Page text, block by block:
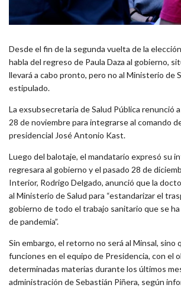
Desde el fin de la segunda vuelta de la
habla del regreso de Paula Daza al gobierno,
llevará a cabo pronto, pero no al Ministerio de
estipulado.
La exsubsecretaria de Salud Pública renunció
28 de noviembre para integrarse al comando
presidencial José Antonio Kast.
Luego del balotaje, el mandatario expresó su
regresara al gobierno y el pasado 28 de
Interior, Rodrigo Delgado, anunció que la
al Ministerio de Salud para “estandarizar el
gobierno de todo el trabajo sanitario que se
de pandemia”.
Sin embargo, el retorno no será al Minsal, sino
funciones en el equipo de Presidencia, con el
determinadas materias durante los últimos
administración de Sebastián Piñera, según